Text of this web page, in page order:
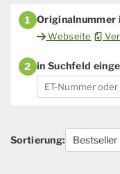
1 Originalnummer
Webseite
2 in Suchfeld
Sortierung: